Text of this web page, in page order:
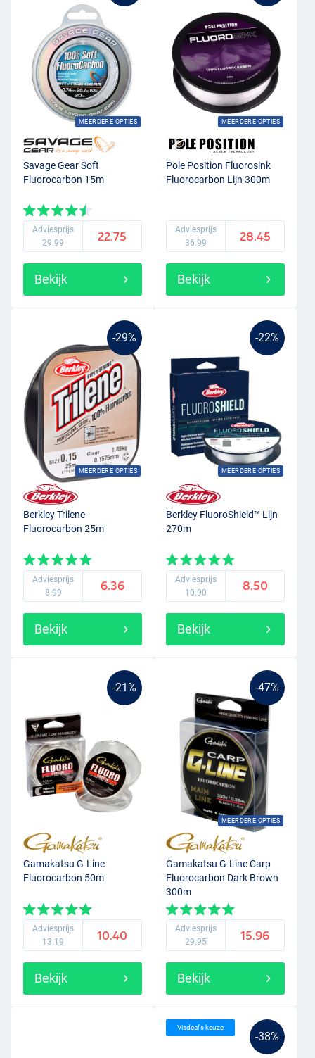
MEERDERE OPTIES
Savage Gear Soft
Fluorocarbon 15m
Adviesprijs
29.99
22.75
Bekijk
MEERDERE OPTIES
Pole Position Fluorosink
Fluorocarbon Lijn 300m
Adviesprijs
36.99
28.45
Bekijk
-29%
MEERDERE OPTIES
Berkley Trilene
Fluorocarbon 25m
Adviesprijs
8.99
6.36
Bekijk
-22%
MEERDERE OPTIES
Berkley FluoroShield™ Lijn
270m
Adviesprijs
10.90
8.50
Bekijk
-21%
Gamakatsu G-Line
Fluorocarbon 50m
Adviesprijs
13.19
10.40
Bekijk
-47%
MEERDERE OPTIES
Gamakatsu G-Line Carp
Fluorocarbon Dark Brown
300m
Adviesprijs
29.95
15.96
Bekijk
-38%
Visdeal's keuze